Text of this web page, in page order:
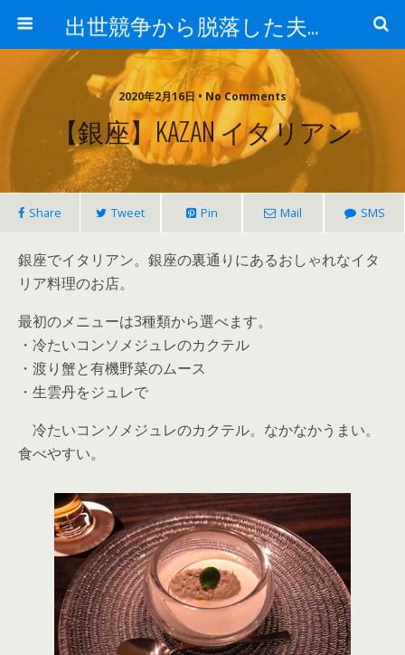
出世競争から脱落した夫と妻の日常
2020年2月16日 • No Comments
【銀座】KAZAN イタリアン
Share Tweet Pin Mail SMS
銀座でイタリアン。銀座の裏通りにあるおしゃれなイタ
リア料理のお店。
最初のメニューは3種類から選べます。
・冷たいコンソメジュレのカクテル
・渡り蟹と有機野菜のムース
・生雲丹をジュレで
冷たいコンソメジュレのカクテル。なかなかうまい。
食べやすい。